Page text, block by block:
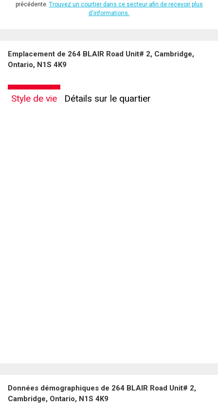
précédente. Trouvez un courtier dans ce secteur afin de recevoir plus
d'informations.
Emplacement de 264 BLAIR Road Unit# 2, Cambridge,
Ontario, N1S 4K9
Style de vie Détails sur le quartier
Données démographiques de 264 BLAIR Road Unit# 2,
Cambridge, Ontario, N1S 4K9